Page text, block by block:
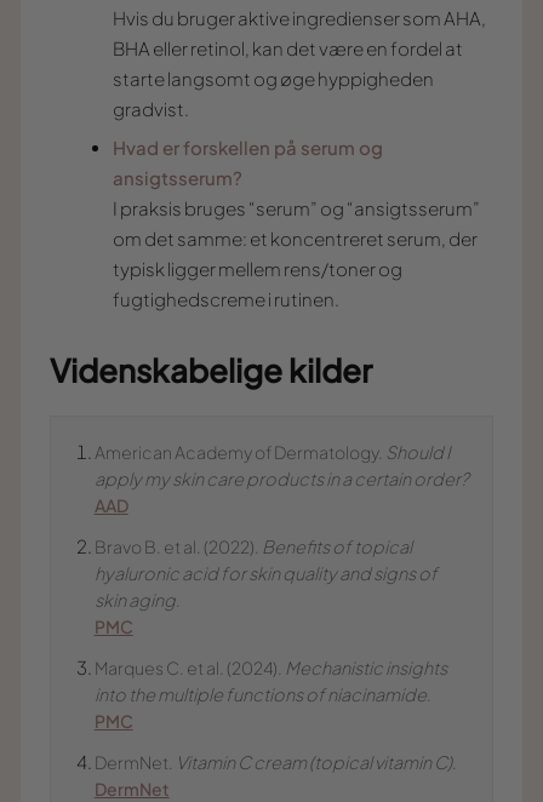
Hvis du bruger aktive ingredienser som AHA,
BHA eller retinol, kan det være en fordel at
starte langsomt og øge hyppigheden
gradvist.
Hvad er forskellen på serum og
ansigtsserum?
I praksis bruges “serum” og “ansigtsserum”
om det samme: et koncentreret serum, der
typisk ligger mellem rens/toner og
fugtighedscreme i rutinen.
Videnskabelige kilder
American Academy of Dermatology. Should I
apply my skin care products in a certain order?
AAD
Bravo B. et al. (2022). Benefits of topical
hyaluronic acid for skin quality and signs of
skin aging.
PMC
Marques C. et al. (2024). Mechanistic insights
into the multiple functions of niacinamide.
PMC
DermNet. Vitamin C cream (topical vitamin C).
DermNet